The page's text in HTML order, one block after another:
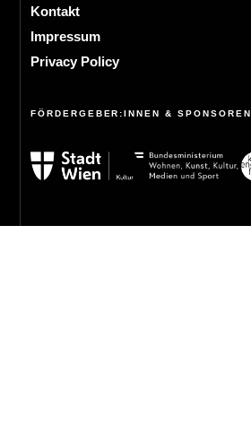
Kontakt
Impressum
Privacy Policy
FÖRDERGEBER:INNEN & SPONSOREN